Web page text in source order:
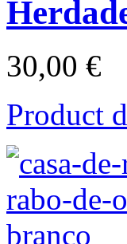
30,00 €
Product